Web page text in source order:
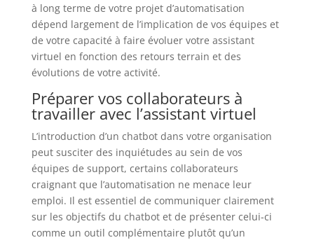
à long terme de votre projet d’automatisation
dépend largement de l’implication de vos équipes et
de votre capacité à faire évoluer votre assistant
virtuel en fonction des retours terrain et des
évolutions de votre activité.
Préparer vos collaborateurs à
travailler avec l’assistant virtuel
L’introduction d’un chatbot dans votre organisation
peut susciter des inquiétudes au sein de vos
équipes de support, certains collaborateurs
craignant que l’automatisation ne menace leur
emploi. Il est essentiel de communiquer clairement
sur les objectifs du chatbot et de présenter celui-ci
comme un outil complémentaire plutôt qu’un